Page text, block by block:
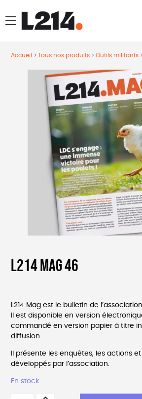
menu
Accueil > Tous nos produits> Outils militants>
L214 Mag 46
L214 Mag est le bulletin de
Il est disponible en version
commandé en version papier à titre
diffusion.
Il présente les enquêtes, les actions
développés par l’association.
En stock